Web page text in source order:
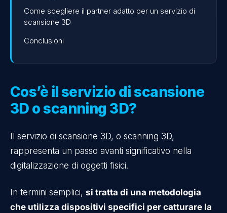
Come scegliere il partner adatto per un servizio di
scansione 3D
Conclusioni
Cos’è il servizio di scansione
3D o scanning 3D?
Il servizio di scansione 3D, o scanning 3D,
rappresenta un passo avanti significativo nella
digitalizzazione di oggetti fisici.
In termini semplici, si tratta di una metodologia
che utilizza dispositivi specifici per catturare la